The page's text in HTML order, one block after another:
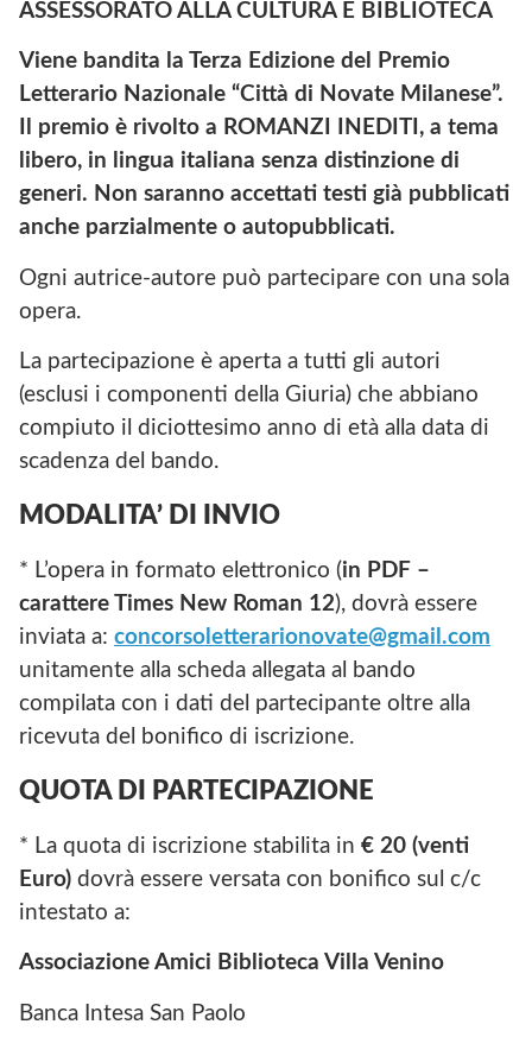
ASSESSORATO ALLA CULTURA E BIBLIOTECA
Viene bandita la Terza Edizione del Premio
Letterario Nazionale “Città di Novate Milanese”.
Il premio è rivolto a ROMANZI INEDITI, a tema
libero, in lingua italiana senza distinzione di
generi. Non saranno accettati testi già pubblicati
anche parzialmente o autopubblicati.
Ogni autrice-autore può partecipare con una sola
opera.
La partecipazione è aperta a tutti gli autori
(esclusi i componenti della Giuria) che abbiano
compiuto il diciottesimo anno di età alla data di
scadenza del bando.
MODALITA’ DI INVIO
* L’opera in formato elettronico (in PDF –
carattere Times New Roman 12), dovrà essere
inviata a: concorsoletterarionovate@gmail.com
unitamente alla scheda allegata al bando
compilata con i dati del partecipante oltre alla
ricevuta del bonifico di iscrizione.
QUOTA DI PARTECIPAZIONE
* La quota di iscrizione stabilita in € 20 (venti
Euro) dovrà essere versata con bonifico sul c/c
intestato a:
Associazione Amici Biblioteca Villa Venino
Banca Intesa San Paolo